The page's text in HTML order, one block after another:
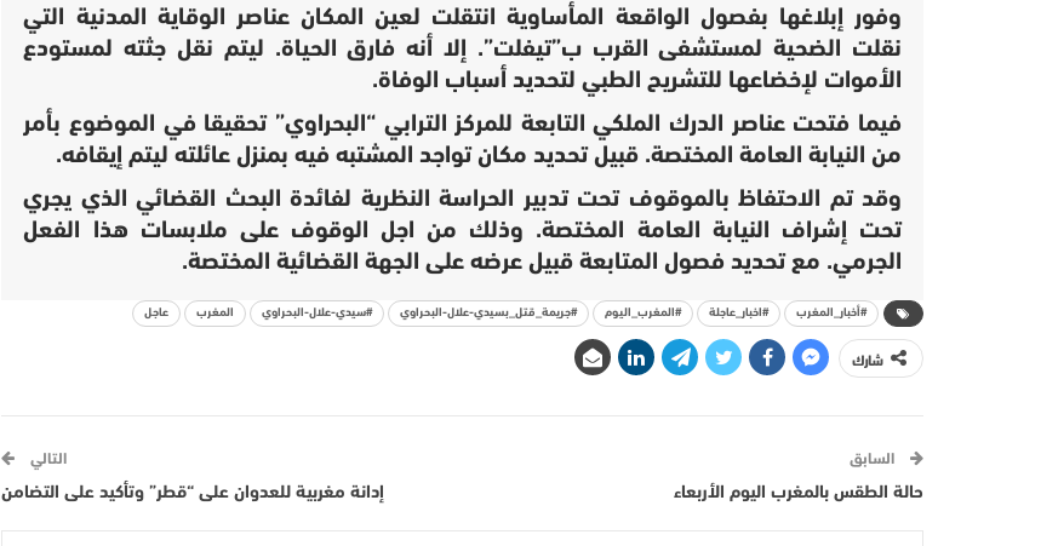
وفور إبلاغها بفصول الواقعة المأساوية انتقلت لعين المكان عناصر الوقاية المدنية التي
نقلت الضحية لمستشفى القرب ب”تيفلت”. إلا أنه فارق الحياة. ليتم نقل جثته لمستودع
الأموات لإخضاعها للتشريح الطبي لتحديد أسباب الوفاة.
فيما فتحت عناصر الدرك الملكي التابعة للمركز الترابي “البحراوي” تحقيقا في الموضوع بأمر
من النيابة العامة المختصة. قبيل تحديد مكان تواجد المشتبه فيه بمنزل عائلته ليتم إيقافه.
وقد تم الاحتفاظ بالموقوف تحت تدبير الحراسة النظرية لفائدة البحث القضائي الذي يجري
تحت إشراف النيابة العامة المختصة. وذلك من اجل الوقوف على ملابسات هذا الفعل
الجرمي. مع تحديد فصول المتابعة قبيل عرضه على الجهة القضائية المختصة.
#أخبار_المغرب #اخبار_عاجلة #المغرب_اليوم #جريمة_قتل_بسيدي-علال-البحراوي #سيدي-علال-البحراوي المغرب عاجل
شارك
السابق
حالة الطقس بالمغرب اليوم الأربعاء
التالي
إدانة مغربية للعدوان على “قطر” وتأكيد على التضامن